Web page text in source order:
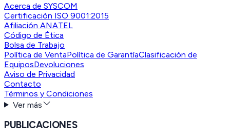
Acerca de SYSCOM
Certificación ISO 9001:2015
Afiliación ANATEL
Código de Ética
Bolsa de Trabajo
Política de VentaPolítica de GarantíaClasificación de
EquiposDevoluciones
Aviso de Privacidad
Contacto
Términos y Condiciones
Ver más
PUBLICACIONES